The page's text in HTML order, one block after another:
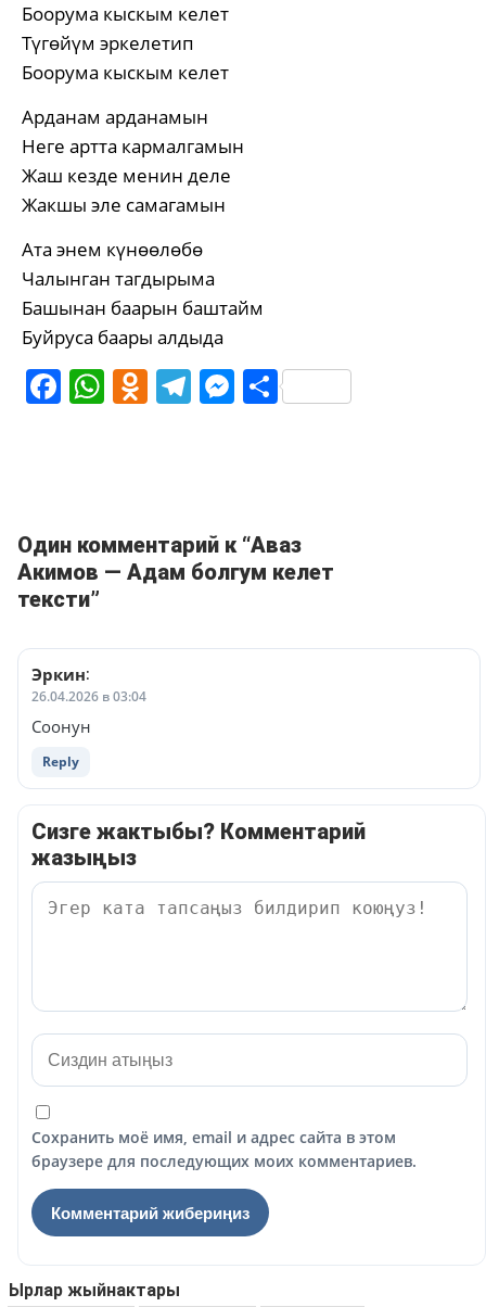
Боорума кыскым келет
Түгөйүм эркелетип
Боорума кыскым келет
Арданам арданамын
Неге артта кармалгамын
Жаш кезде менин деле
Жакшы эле самагамын
Ата энем күнөөлөбө
Чалынган тагдырыма
Башынан баарын баштайм
Буйруса баары алдыда
Facebook
WhatsApp
Odnoklassniki
Telegram
Messenger
Share
Один комментарий к “Аваз
Акимов — Адам болгум келет
тексти”
Эркин:
26.04.2026 в 03:04
Соонун
Reply
Сизге жактыбы? Комментарий
жазыңыз
Сохранить моё имя, email и адрес сайта в этом
браузере для последующих моих комментариев.
Ырлар жыйнактары